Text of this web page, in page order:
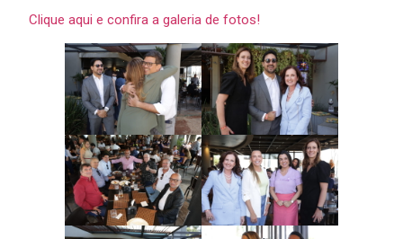
Clique aqui e confira a galeria de fotos!